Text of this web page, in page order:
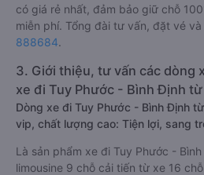
có giá rẻ nhất, đảm bảo giữ chỗ
miễn phí. Tổng đài tư vấn, đặt vé
888684.
3. Giới thiệu, tư vấn các dòng
xe đi Tuy Phước - Bình Định
Dòng xe đi Tuy Phước - Bình Định
vip, chất lượng cao: Tiện lợi, sang
Là sản phẩm xe đi Tuy Phước -
limousine 9 chỗ cải tiến từ xe 16